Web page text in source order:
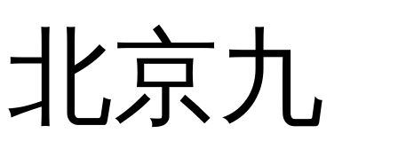
北京九